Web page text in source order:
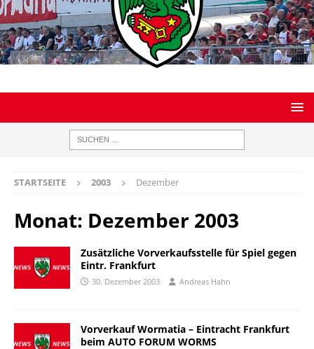
STARTSEITE 2003 Dezember
Monat: Dezember 2003
Zusätzliche Vorverkaufsstelle für Spiel gegen
Eintr. Frankfurt
30. Dezember 2003 Andreas Hahn
Vorverkauf Wormatia – Eintracht Frankfurt
beim AUTO FORUM WORMS